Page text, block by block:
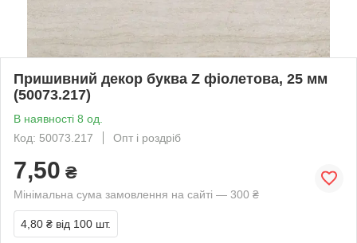
Пришивний декор буква Z фіолетова, 25 мм
(50073.217)
В наявності 8 од.
Код: 50073.217
Опт і роздріб
7,50 ₴
Мінімальна сума замовлення на сайті — 300 ₴
4,80 ₴ від 100 шт.